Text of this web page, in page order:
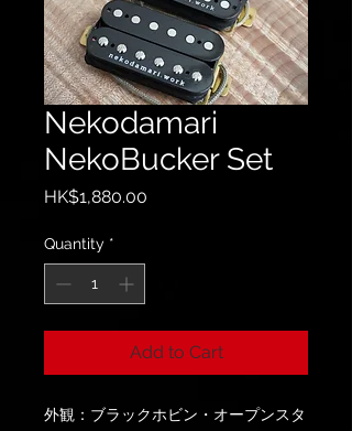
Nekodamari
NekoBucker Set
HK$1,880.00
Quantity *
Add to Cart
外観：ブラックホビン・オープンスタ